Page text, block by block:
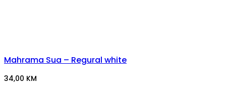
Mahrama Sua – Regural white
34,00 KM